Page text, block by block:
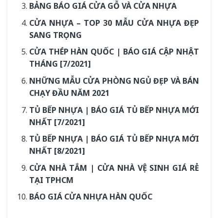
BẢNG BÁO GIÁ CỬA GỖ VÀ CỬA NHỰA
CỬA NHỰA – TOP 30 MẪU CỬA NHỰA ĐẸP
SANG TRỌNG
CỬA THÉP HÀN QUỐC | BÁO GIÁ CẬP NHẬT
THÁNG [7/2021]
NHỮNG MẪU CỬA PHÒNG NGỦ ĐẸP VÀ BÁN
CHẠY ĐẦU NĂM 2021
TỦ BẾP NHỰA | BÁO GIÁ TỦ BẾP NHỰA MỚI
NHẤT [7/2021]
TỦ BẾP NHỰA | BÁO GIÁ TỦ BẾP NHỰA MỚI
NHẤT [8/2021]
CỬA NHÀ TẮM | CỬA NHÀ VỆ SINH GIÁ RẺ
TẠI TPHCM
BÁO GIÁ CỬA NHỰA HÀN QUỐC